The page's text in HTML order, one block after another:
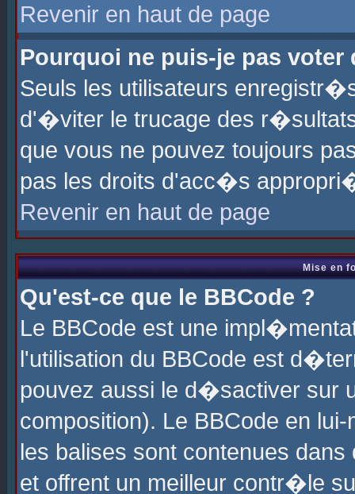
Revenir en haut de page
Pourquoi ne puis-je pas voter
Seuls les utilisateurs
d'�viter le trucage des
que vous ne pouvez toujours
pas les droits d'acc�s
Revenir en haut de page
Mise en
Qu'est-ce que le BBCode ?
Le BBCode est une
l'utilisation du BBCode est
pouvez aussi le d�sactiver sur
composition). Le BBCode en
les balises sont contenues
et offrent un meilleur contr�le